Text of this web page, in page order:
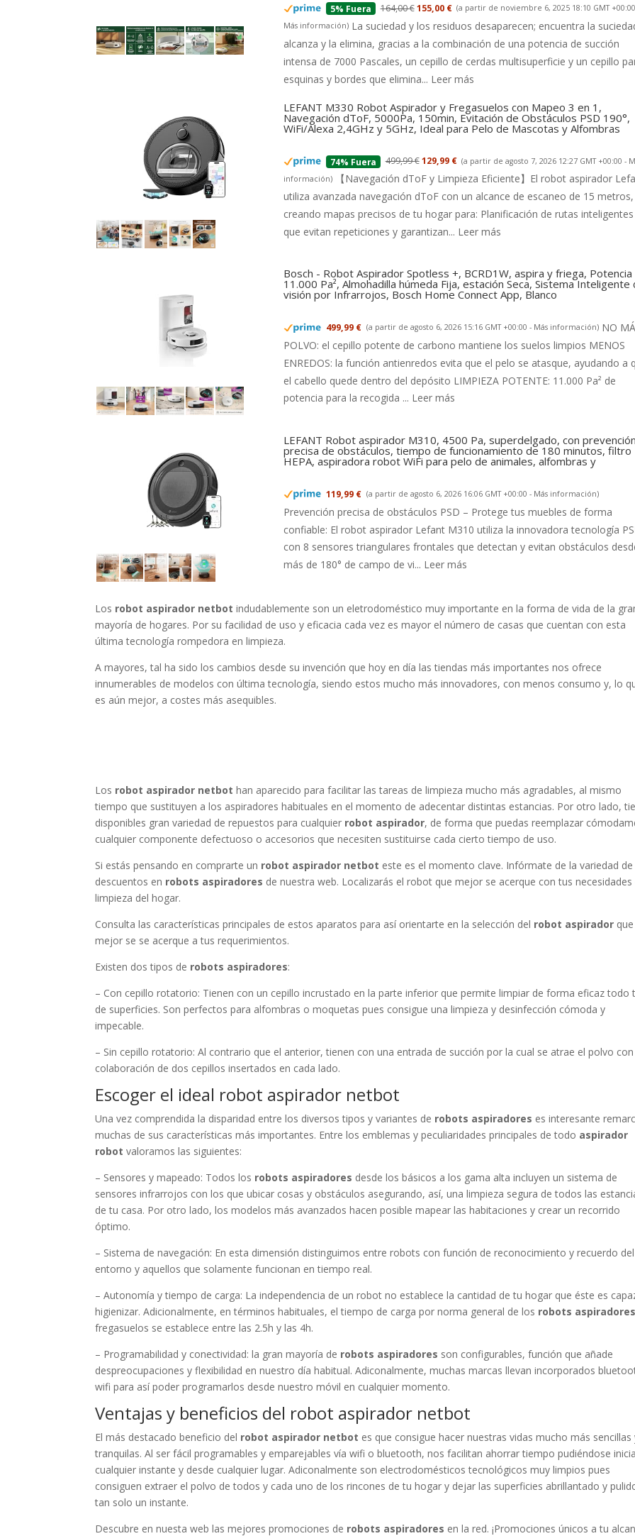
5% Fuera 164,00 €155,00 € (a partir de noviembre 6, 2025 18:10 GMT
Más información) La suciedad y los residuos desaparecen; encuentra la
alcanza y la elimina, gracias a la combinación de una potencia de succión
intensa de 7000 Pascales, un cepillo de cerdas multisuperficie y un cepillo
esquinas y bordes que elimina... Leer más
LEFANT M330 Robot Aspirador y Fregasuelos con Mapeo 3 en 1,
Navegación dToF, 5000Pa, 150min, Evitación de Obstáculos PSD 190°,
WiFi/Alexa 2,4GHz y 5GHz, Ideal para Pelo de Mascotas y Alfombras
74% Fuera 499,99 €129,99 € (a partir de agosto 7, 2026 12:27 GMT +00:00 -
información)
【Navegación dToF y Limpieza Eficiente】El robot aspirador
utiliza avanzada navegación dToF con un alcance de escaneo de 15 metros,
creando mapas precisos de tu hogar para: Planificación de rutas inteligentes
que evitan repeticiones y garantizan... Leer más
Bosch - Robot Aspirador Spotless +, BCRD1W, aspira y friega, Potencia
11.000 Pa², Almohadilla húmeda Fija, estación Seca, Sistema Inteligente
visión por Infrarrojos, Bosch Home Connect App, Blanco
499,99 € (a partir de agosto 6, 2026 15:16 GMT +00:00 - Más información) NO
POLVO: el cepillo potente de carbono mantiene los suelos limpios MENOS
ENREDOS: la función antienredos evita que el pelo se atasque, ayudando a
el cabello quede dentro del depósito LIMPIEZA POTENTE: 11.000 Pa² de
potencia para la recogida ... Leer más
LEFANT Robot aspirador M310, 4500 Pa, superdelgado, con prevención
precisa de obstáculos, tiempo de funcionamiento de 180 minutos, filtro
HEPA, aspiradora robot WiFi para pelo de animales, alfombras y
119,99 € (a partir de agosto 6, 2026 16:06 GMT +00:00 - Más información)
Prevención precisa de obstáculos PSD – Protege tus muebles de forma
confiable: El robot aspirador Lefant M310 utiliza la innovadora tecnología
con 8 sensores triangulares frontales que detectan y evitan obstáculos
más de 180° de campo de vi... Leer más
Los robot aspirador netbot indudablemente son un eletrodoméstico muy importante en la forma de vida de la
mayoría de hogares. Por su facilidad de uso y eficacia cada vez es mayor el número de casas que cuentan con esta
última tecnología rompedora en limpieza.
A mayores, tal ha sido los cambios desde su invención que hoy en día las tiendas más importantes nos ofrece
innumerables de modelos con última tecnología, siendo estos mucho más innovadores, con menos consumo y, lo
es aún mejor, a costes más asequibles.
Los robot aspirador netbot han aparecido para facilitar las tareas de limpieza mucho más agradables, al mismo
tiempo que sustituyen a los aspiradores habituales en el momento de adecentar distintas estancias. Por otro lado,
disponibles gran variedad de repuestos para cualquier robot aspirador, de forma que puedas reemplazar
cualquier componente defectuoso o accesorios que necesiten sustituirse cada cierto tiempo de uso.
Si estás pensando en comprarte un robot aspirador netbot este es el momento clave. Infórmate de la variedad de
descuentos en robots aspiradores de nuestra web. Localizarás el robot que mejor se acerque con tus necesidades
limpieza del hogar.
Consulta las características principales de estos aparatos para así orientarte en la selección del robot aspirador que
mejor se se acerque a tus requerimientos.
Existen dos tipos de robots aspiradores:
– Con cepillo rotatorio: Tienen con un cepillo incrustado en la parte inferior que permite limpiar de forma eficaz todo
de superficies. Son perfectos para alfombras o moquetas pues consigue una limpieza y desinfección cómoda y
impecable.
– Sin cepillo rotatorio: Al contrario que el anterior, tienen con una entrada de succión por la cual se atrae el polvo con
colaboración de dos cepillos insertados en cada lado.
Escoger el ideal robot aspirador netbot
Una vez comprendida la disparidad entre los diversos tipos y variantes de robots aspiradores es interesante
muchas de sus características más importantes. Entre los emblemas y peculiaridades principales de todo aspirador
robot valoramos las siguientes:
– Sensores y mapeado: Todos los robots aspiradores desde los básicos a los gama alta incluyen un sistema de
sensores infrarrojos con los que ubicar cosas y obstáculos asegurando, así, una limpieza segura de todos las
de tu casa. Por otro lado, los modelos más avanzados hacen posible mapear las habitaciones y crear un recorrido
óptimo.
– Sistema de navegación: En esta dimensión distinguimos entre robots con función de reconocimiento y recuerdo del
entorno y aquellos que solamente funcionan en tiempo real.
– Autonomía y tiempo de carga: La independencia de un robot no establece la cantidad de tu hogar que éste es
higienizar. Adicionalmente, en términos habituales, el tiempo de carga por norma general de los robots aspiradores
fregasuelos se establece entre las 2.5h y las 4h.
– Programabilidad y conectividad: la gran mayoría de robots aspiradores son configurables, función que añade
despreocupaciones y flexibilidad en nuestro día habitual. Adiconalmente, muchas marcas llevan incorporados
wifi para así poder programarlos desde nuestro móvil en cualquier momento.
Ventajas y beneficios del robot aspirador netbot
El más destacado beneficio del robot aspirador netbot es que consigue hacer nuestras vidas mucho más sencillas
tranquilas. Al ser fácil programables y emparejables vía wifi o bluetooth, nos facilitan ahorrar tiempo pudiéndose
cualquier instante y desde cualquier lugar. Adiconalmente son electrodomésticos tecnológicos muy limpios pues
consiguen extraer el polvo de todos y cada uno de los rincones de tu hogar y dejar las superficies abrillantado y
tan solo un instante.
Descubre en nuesta web las mejores promociones de robots aspiradores en la red. ¡Promociones únicos a tu